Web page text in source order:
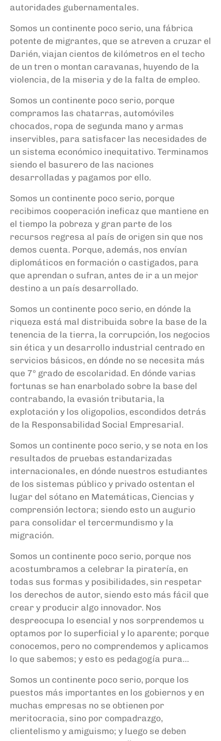
autoridades gubernamentales.
Somos un continente poco serio, una fábrica
potente de migrantes, que se atreven a cruzar el
Darién, viajan cientos de kilómetros en el techo
de un tren o montan caravanas, huyendo de la
violencia, de la miseria y de la falta de empleo.
Somos un continente poco serio, porque
compramos las chatarras, automóviles
chocados, ropa de segunda mano y armas
inservibles, para satisfacer las necesidades de
un sistema económico inequitativo. Terminamos
siendo el basurero de las naciones
desarrolladas y pagamos por ello.
Somos un continente poco serio, porque
recibimos cooperación ineficaz que mantiene en
el tiempo la pobreza y gran parte de los
recursos regresa al país de origen sin que nos
demos cuenta. Porque, además, nos envían
diplomáticos en formación o castigados, para
que aprendan o sufran, antes de ir a un mejor
destino a un país desarrollado.
Somos un continente poco serio, en dónde la
riqueza está mal distribuida sobre la base de la
tenencia de la tierra, la corrupción, los negocios
sin ética y un desarrollo industrial centrado en
servicios básicos, en dónde no se necesita más
que 7º grado de escolaridad. En dónde varias
fortunas se han enarbolado sobre la base del
contrabando, la evasión tributaria, la
explotación y los oligopolios, escondidos detrás
de la Responsabilidad Social Empresarial.
Somos un continente poco serio, y se nota en los
resultados de pruebas estandarizadas
internacionales, en dónde nuestros estudiantes
de los sistemas público y privado ostentan el
lugar del sótano en Matemáticas, Ciencias y
comprensión lectora; siendo esto un augurio
para consolidar el tercermundismo y la
migración.
Somos un continente poco serio, porque nos
acostumbramos a celebrar la piratería, en
todas sus formas y posibilidades, sin respetar
los derechos de autor, siendo esto más fácil que
crear y producir algo innovador. Nos
despreocupa lo esencial y nos sorprendemos u
optamos por lo superficial y lo aparente; porque
conocemos, pero no comprendemos y aplicamos
lo que sabemos; y esto es pedagogía pura…
Somos un continente poco serio, porque los
puestos más importantes en los gobiernos y en
muchas empresas no se obtienen por
meritocracia, sino por compadrazgo,
clientelismo y amiguismo; y luego se deben